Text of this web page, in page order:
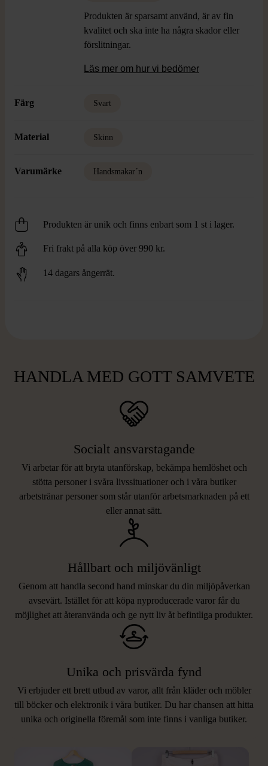
Produkten är sparsamt använd, är av fin
kvalitet och ska inte ha några skador eller
förslitningar.
Läs mer om hur vi bedömer
Färg Svart
Material Skinn
Varumärke Handsmakar´n
Produkten är unik och finns enbart som 1 st i lager.
Fri frakt på alla köp över 990 kr.
14 dagars ångerrät.
HANDLA MED GOTT SAMVETE
Socialt ansvarstagande
Vi arbetar för att bryta utanförskap, bekämpa hemlöshet och
stötta personer i svåra livssituationer och i våra butiker
arbetstränar personer som står utanför arbetsmarknaden på ett
eller annat sätt.
Hållbart och miljövänligt
Genom att handla second hand minskar du din miljöpåverkan
avsevärt. Istället för att köpa nyproducerade varor får du
möjlighet att återanvända och ge nytt liv åt befintliga produkter.
Unika och prisvärda fynd
Vi erbjuder ett brett utbud av varor, allt från kläder och möbler
till böcker och elektronik i våra butiker. Du har chansen att hitta
unika och originella föremål som inte finns i vanliga butiker.
LIKNANDE PRODUKTER
Hitta produkter som påminner om denna